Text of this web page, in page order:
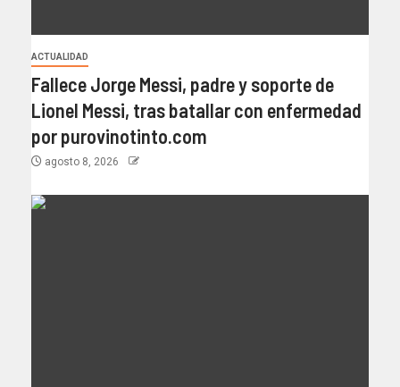
ACTUALIDAD
Fallece Jorge Messi, padre y soporte de
Lionel Messi, tras batallar con enfermedad
por purovinotinto.com
agosto 8, 2026